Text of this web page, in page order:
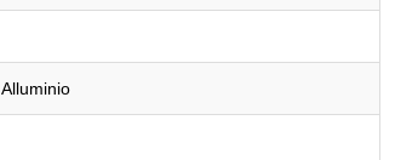
Alluminio